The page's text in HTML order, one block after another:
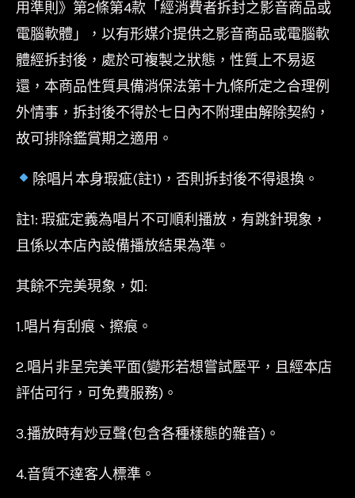
用準則》第2條第4款「經消費者拆封之影音商品或
電腦軟體」，以有形媒介提供之影音商品或電腦軟
體經拆封後，處於可複製之狀態，性質上不易返
還，本商品性質具備消保法第十九條所定之合理例
外情事，拆封後不得於七日內不附理由解除契約，
故可排除鑑賞期之適用。
除唱片本身瑕疵(註1)，否則拆封後不得退換。
註1: 瑕疵定義為唱片不可順利播放，有跳針現象，
且係以本店內設備播放結果為準。
其餘不完美現象，如:
1.唱片有刮痕、擦痕。
2.唱片非呈完美平面(變形若想嘗試壓平，且經本店
評估可行，可免費服務)。
3.播放時有炒豆聲(包含各種樣態的雜音)。
4.音質不達客人標準。